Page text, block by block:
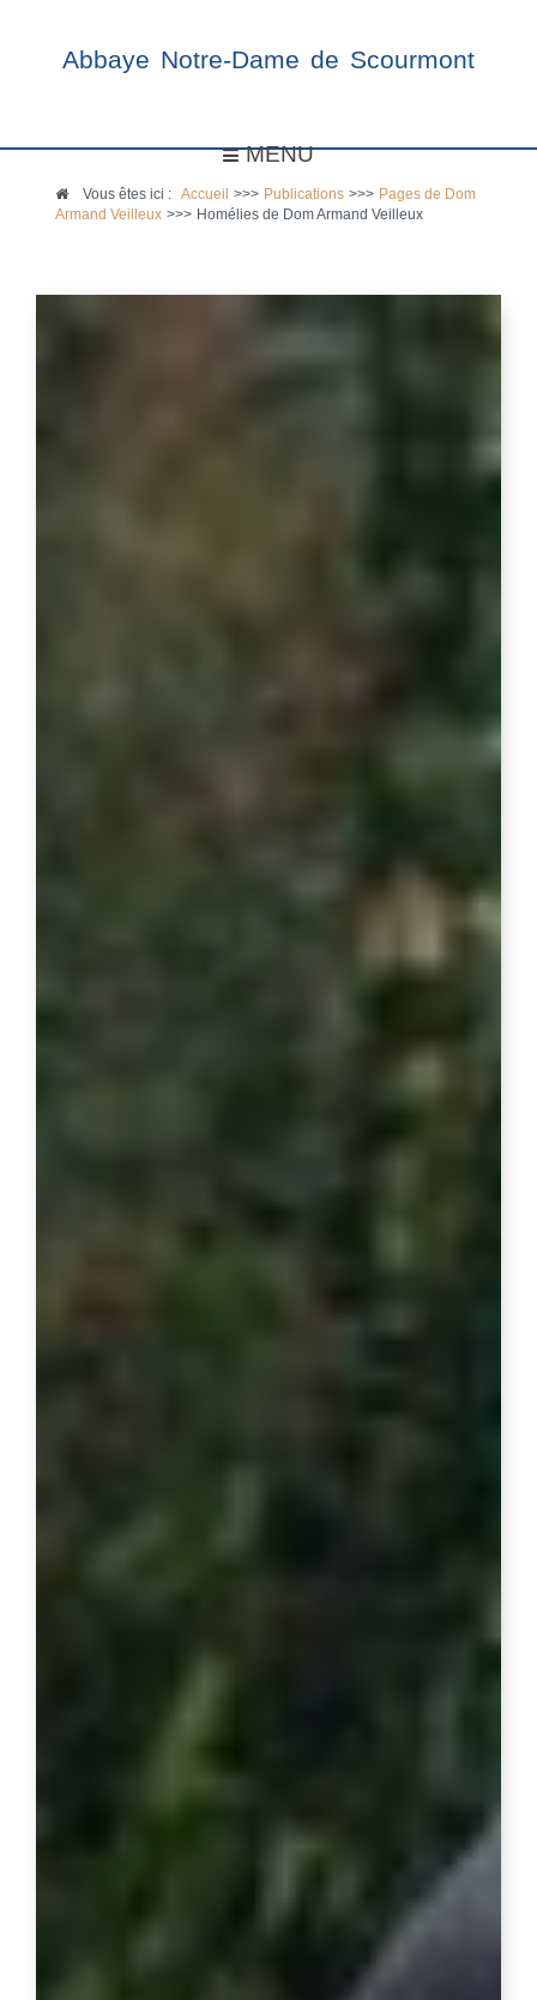
Abbaye Notre-Dame de Scourmont
MENU
Vous êtes ici :Accueil >>> Publications >>> Pages de Dom
Armand Veilleux >>> Homélies de Dom Armand Veilleux